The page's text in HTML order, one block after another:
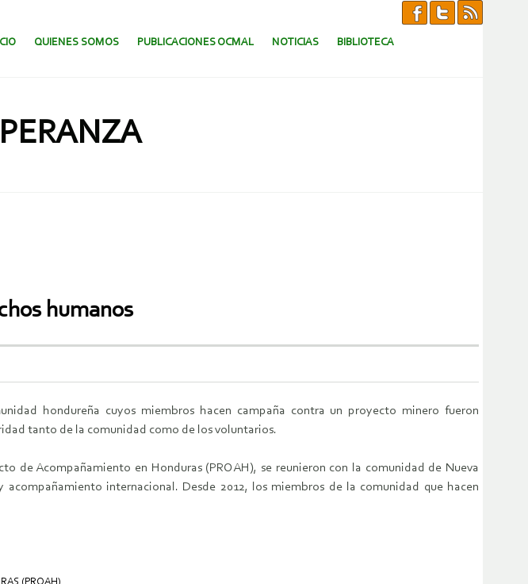
AL CONTENIDO.
QUIENES SOMOS PUBLICACIONES OCMAL NOTICIAS BIBLIOTECA
humanos
hondureña cuyos miembros hacen campaña contra un proyecto minero fueron
tanto de la comunidad como de los voluntarios.
de Acompañamiento en Honduras (PROAH), se reunieron con la comunidad de Nueva
internacional. Desde 2012, los miembros de la comunidad que hacen